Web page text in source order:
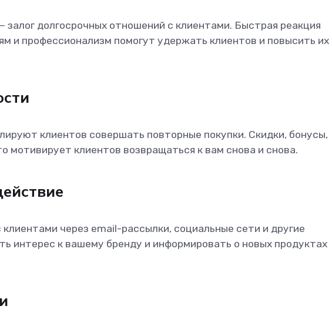
залог долгосрочных отношений с клиентами. Быстрая реакция
и профессионализм помогут удержать клиентов и повысить их
клиентов совершать повторные покупки. Скидки, бонусы,
мотивирует клиентов возвращаться к вам снова и снова.
через email-рассылки, социальные сети и другие
интерес к вашему бренду и информировать о новых продуктах